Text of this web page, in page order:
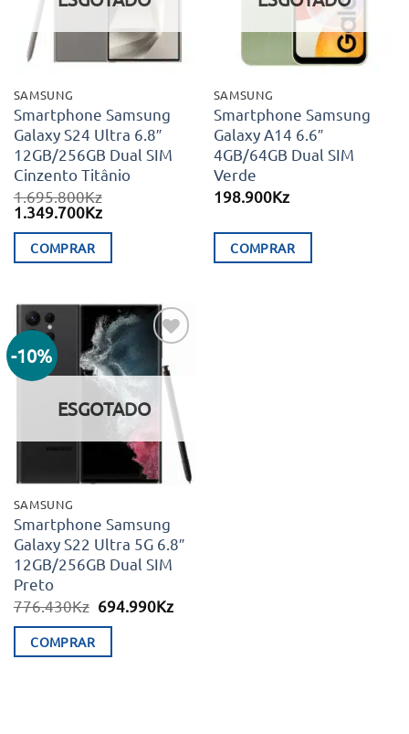
SAMSUNG
Smartphone Samsung
Galaxy S24 Ultra 6.8″
12GB/256GB Dual SIM
Cinzento Titânio
1.695.800Kz
O
original
era:
1.349.700KzO
é:
COMPRAR
SAMSUNG
Smartphone Samsung
Galaxy A14 6.6″
4GB/64GB Dual SIM
Verde
198.900Kz
COMPRAR
-10%
Adicionar
aos meus
desejos
ESGOTADO
SAMSUNG
Smartphone Samsung
Galaxy S22 Ultra 5G 6.8″
12GB/256GB Dual SIM
Preto
776.430Kz O
era:
694.990KzO
COMPRAR